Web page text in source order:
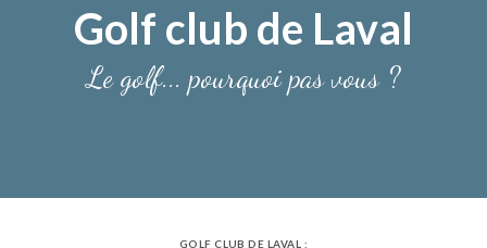
Golf club de Laval
Le golf... pourquoi pas vous ?
GOLF CLUB DE LAVAL :